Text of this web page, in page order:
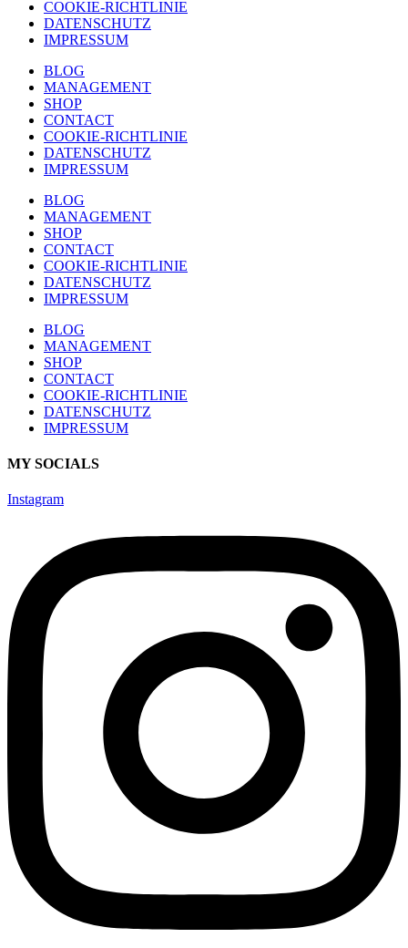
COOKIE-RICHTLINIE
DATENSCHUTZ
IMPRESSUM
BLOG
MANAGEMENT
SHOP
CONTACT
COOKIE-RICHTLINIE
DATENSCHUTZ
IMPRESSUM
BLOG
MANAGEMENT
SHOP
CONTACT
COOKIE-RICHTLINIE
DATENSCHUTZ
IMPRESSUM
BLOG
MANAGEMENT
SHOP
CONTACT
COOKIE-RICHTLINIE
DATENSCHUTZ
IMPRESSUM
MY SOCIALS
Instagram